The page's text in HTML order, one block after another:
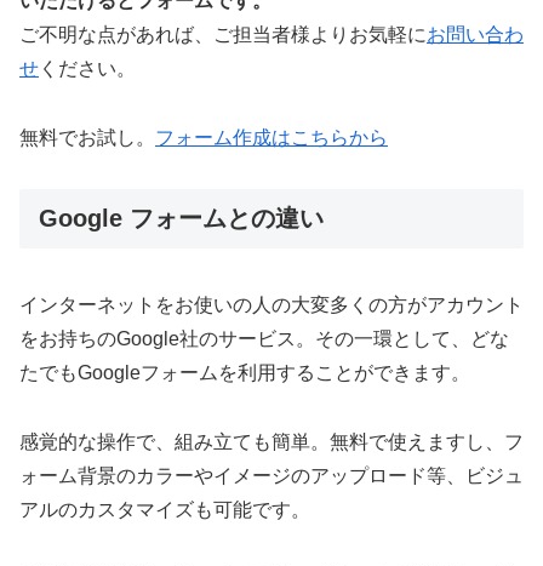
ご不明な点があれば、ご担当者様よりお気軽にお問い合わ
せ ください。
無料でお試し。 フォーム作成はこちらから
Google フォームとの違い
インターネットをお使いの人の大変多くの方がアカウント
をお持ちのGoogle社のサービス。その一環として、どな
たでもGoogleフォームを利用することができます。
感覚的な操作で、組み立ても簡単。無料で使えますし、フ
ォーム背景のカラーやイメージのアップロード等、ビジュ
アルのカスタマイズも可能です。